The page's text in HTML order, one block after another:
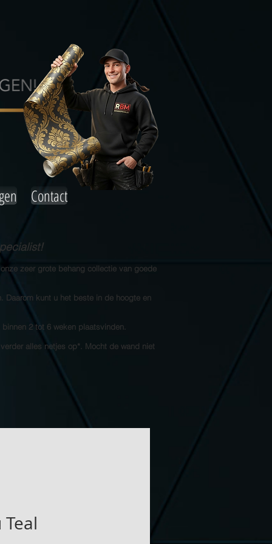
Contact
zeer grote behang collectie van goede
Daarom kunt u het beste in de hoogte en
2 tot 6 weken plaatsvinden.
alles netjes op*. Mocht de wand niet